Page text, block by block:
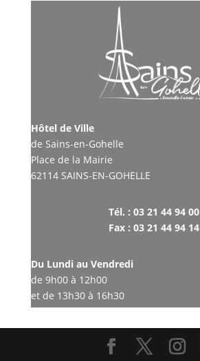
Hôtel de Ville
de Sains-en-Gohelle
Place de la Mairie
62114 SAINS-EN-GOHELLE
Tél. : 03 21 44 94 00
Fax : 03 21 44 94 14
Du Lundi au Vendredi
de 9h00 à 12h00
et de 13h30 à 16h30